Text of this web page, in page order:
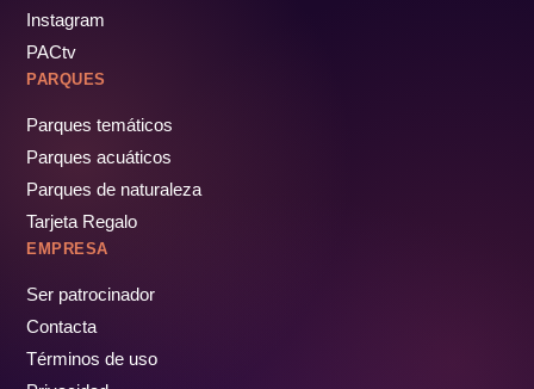
Instagram
PACtv
PARQUES
Parques temáticos
Parques acuáticos
Parques de naturaleza
Tarjeta Regalo
EMPRESA
Ser patrocinador
Contacta
Términos de uso